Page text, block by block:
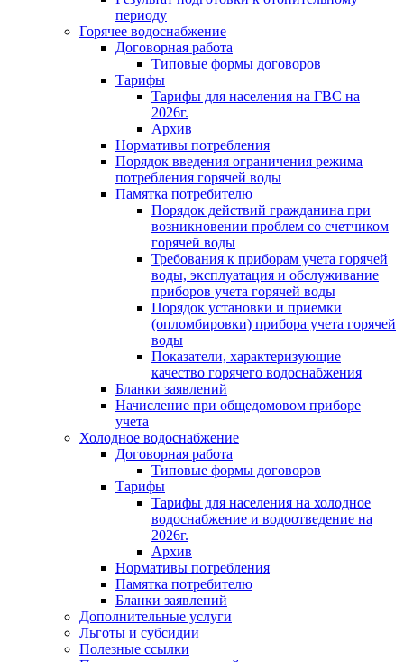
периоду
Горячее водоснабжение
Договорная работа
Типовые формы договоров
Тарифы
Тарифы для населения на ГВС на
2026г.
Архив
Нормативы потребления
Порядок введения ограничения режима
потребления горячей воды
Памятка потребителю
Порядок действий гражданина при
возникновении проблем со счетчиком
горячей воды
Требования к приборам учета горячей
воды, эксплуатация и обслуживание
приборов учета горячей воды
Порядок установки и приемки
(опломбировки) прибора учета горячей
воды
Показатели, характеризующие
качество горячего водоснабжения
Бланки заявлений
Начисление при общедомовом приборе
учета
Холодное водоснабжение
Договорная работа
Типовые формы договоров
Тарифы
Тарифы для населения на холодное
водоснабжение и водоотведение на
2026г.
Архив
Нормативы потребления
Памятка потребителю
Бланки заявлений
Дополнительные услуги
Льготы и субсидии
Полезные ссылки